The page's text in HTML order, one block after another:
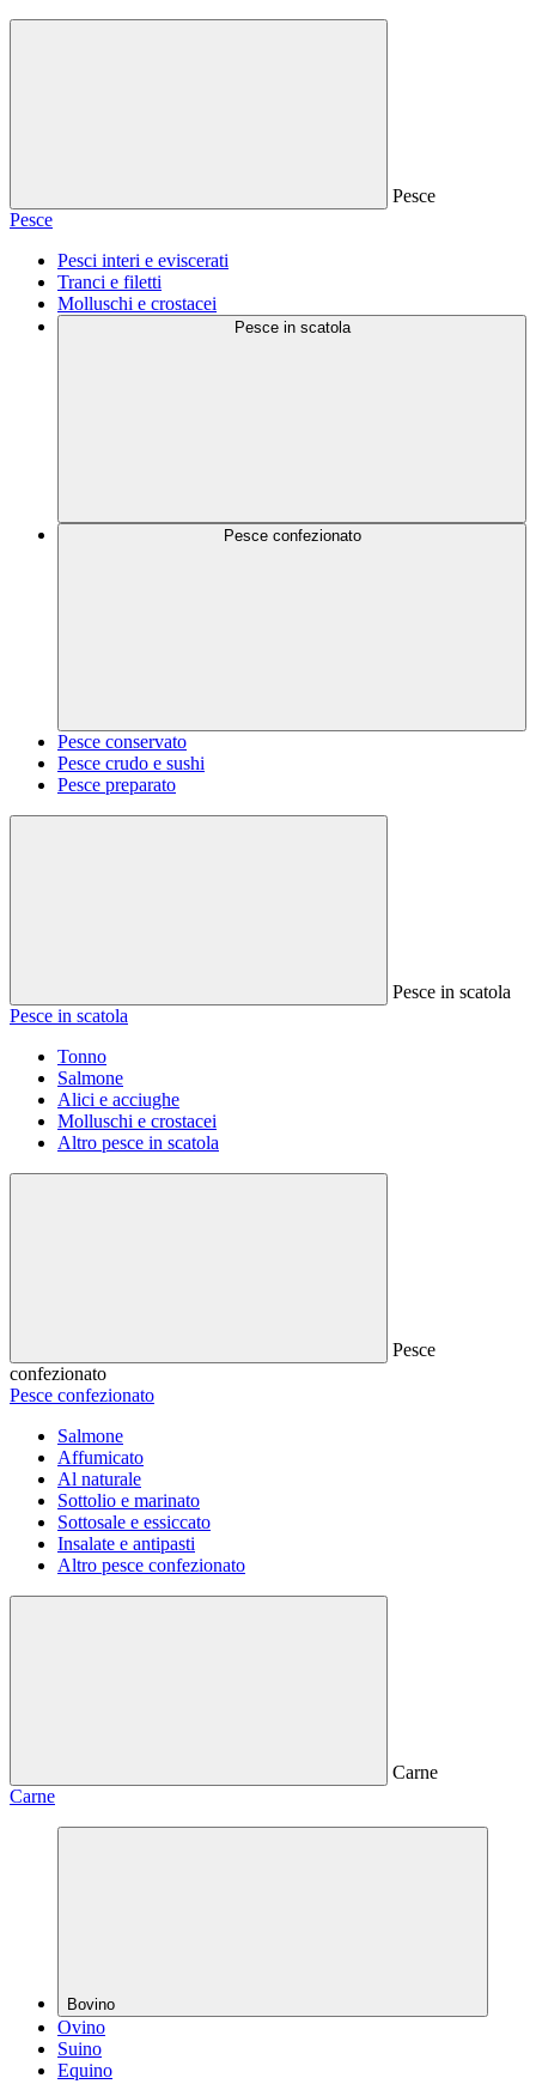
Pesce
Pesce
Pesci interi e eviscerati
Tranci e filetti
Molluschi e crostacei
Pesce in scatola
Pesce confezionato
Pesce conservato
Pesce crudo e sushi
Pesce preparato
Pesce in scatola
Pesce in scatola
Tonno
Salmone
Alici e acciughe
Molluschi e crostacei
Altro pesce in scatola
Pesce
confezionato
Pesce confezionato
Salmone
Affumicato
Al naturale
Sottolio e marinato
Sottosale e essiccato
Insalate e antipasti
Altro pesce confezionato
Carne
Carne
Bovino
Ovino
Suino
Equino